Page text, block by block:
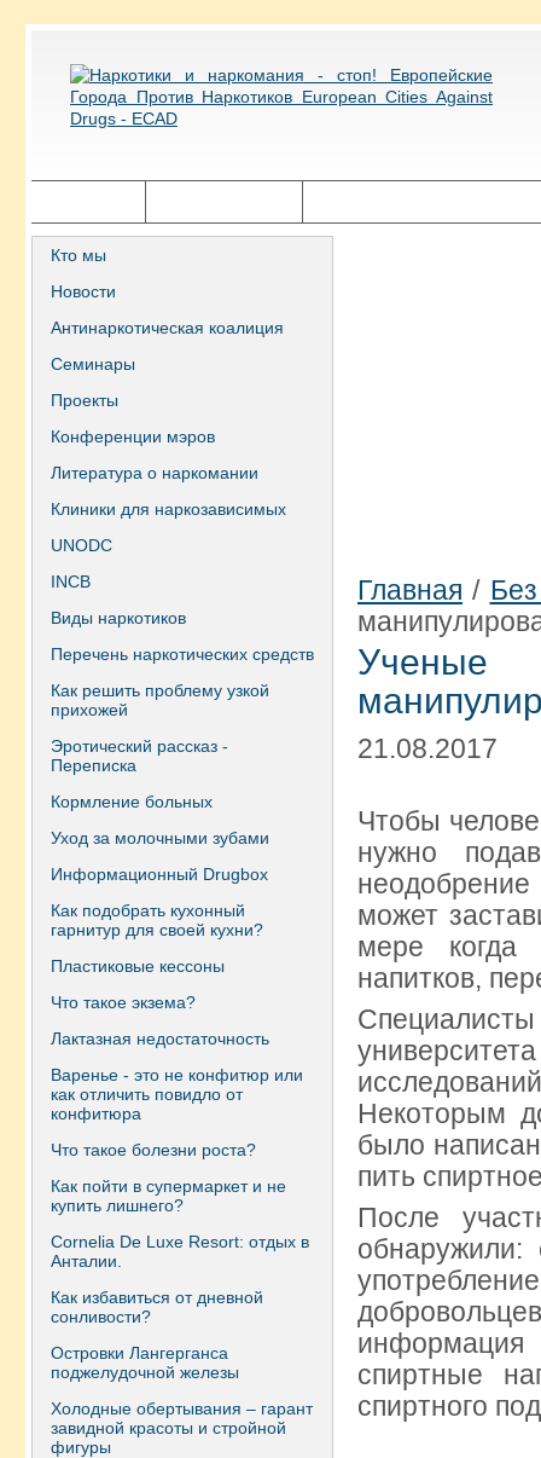
Кто мы
Новости
Антинаркотическая коалиция
Семинары
Проекты
Конференции мэров
Литература о наркомании
Клиники для наркозависимых
UNODC
INCB
Виды наркотиков
Перечень наркотических средств
Как решить проблему узкой
прихожей
Эротический рассказ -
Переписка
Кормление больных
Уход за молочными зубами
Информационный Drugbox
Как подобрать кухонный
гарнитур для своей кухни?
Пластиковые кессоны
Что такое экзема?
Лактазная недостаточность
Варенье - это не конфитюр или
как отличить повидло от
конфитюра
Что такое болезни роста?
Как пойти в супермаркет и не
купить лишнего?
Сornelia De Luxe Resort: отдых в
Анталии.
Как избавиться от дневной
сонливости?
Островки Лангерганса
поджелудочной железы
Холодные обертывания – гарант
завидной красоты и стройной
фигуры
Главная /
Ученые
21.08.2017
Чтобы
нужно
может
мере когда
напитков,
Специалисты
Некоторым
было
пить
После
информация
спиртные
спиртного